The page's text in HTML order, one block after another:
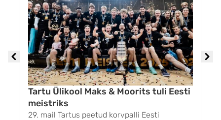
Tartu Ülikool Maks & Moorits tuli Eesti
meistriks
29. mail Tartus peetud korvpalli Eesti